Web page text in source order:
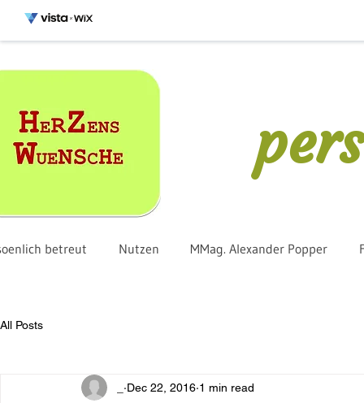
betreut Nutzen MMag. Alexander Popper
All Posts
Dec 22, 2016 1 min read